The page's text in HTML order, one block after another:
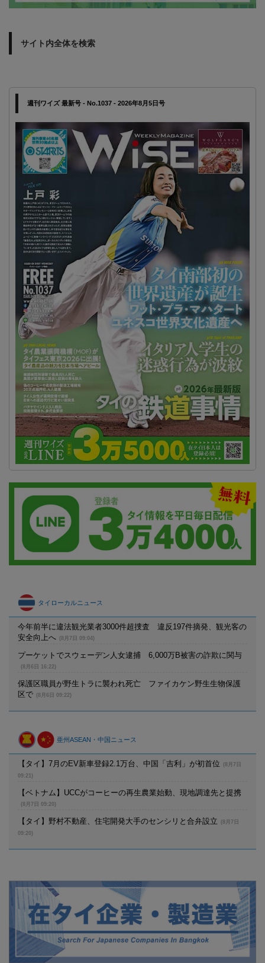
サイト内全体を検索
週刊ワイズ 最新号 - No.1037 - 2026年8月5日号
タイローカルニュース
今年前半に違法観光業者3000件超捜査 違反197件摘発、観光客の
安全向上へ
(8月7日 09:04)
プーケットでスウェーデン人女逮捕 6,000万B被害の詐欺に関与
(8月6日 16:22)
保護区職員が野生トラに襲われ死亡 ファイカケン野生生物保護
区で
(8月6日 09:22)
亜州ASEAN・中国ニュース
【タイ】7月のEV新車登録2.1万台、中国「吉利」が初首位
(8月7日
09:21)
【ベトナム】UCCがコーヒーの再生農業始動、現地調達先と提携
(8月7日 09:20)
【タイ】野村不動産、住宅開発大手のセンシリと合弁設立
(8月7日
09:20)